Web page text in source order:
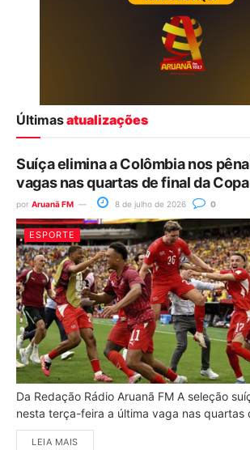
Últimasatualizações
Suíça elimina a Colômbia nos
vagas nas quartas de final da
por Aruanã FM 8 de julho de 2026 0
ESPORTE
Da Redação Rádio Aruanã FM A seleção
nesta terça-feira a última vaga nas quartas
LEIA MAIS